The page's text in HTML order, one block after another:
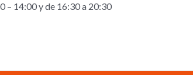
– 14:00 y de 16:30 a 20:30